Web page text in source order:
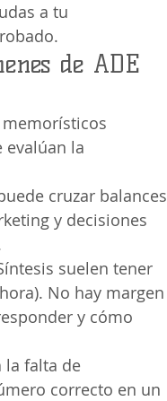
a tu
de ADE
memorísticos
evalúan la
cruzar balances
y decisiones
suelen tener
No hay margen
y cómo
la falta de
correcto en un